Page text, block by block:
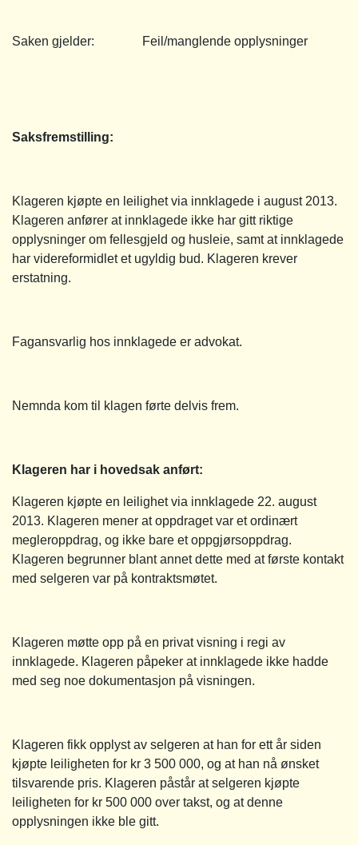
Saken gjelder: Feil/manglende opplysninger
Saksfremstilling:
Klageren kjøpte en leilighet via innklagede i august 2013.
Klageren anfører at innklagede ikke har gitt riktige
opplysninger om fellesgjeld og husleie, samt at innklagede
har videreformidlet et ugyldig bud. Klageren krever
erstatning.
Fagansvarlig hos innklagede er advokat.
Nemnda kom til klagen førte delvis frem.
Klageren har i hovedsak anført:
Klageren kjøpte en leilighet via innklagede 22. august
2013. Klageren mener at oppdraget var et ordinært
megleroppdrag, og ikke bare et oppgjørsoppdrag.
Klageren begrunner blant annet dette med at første kontakt
med selgeren var på kontraktsmøtet.
Klageren møtte opp på en privat visning i regi av
innklagede. Klageren påpeker at innklagede ikke hadde
med seg noe dokumentasjon på visningen.
Klageren fikk opplyst av selgeren at han for ett år siden
kjøpte leiligheten for kr 3 500 000, og at han nå ønsket
tilsvarende pris. Klageren påstår at selgeren kjøpte
leiligheten for kr 500 000 over takst, og at denne
opplysningen ikke ble gitt.